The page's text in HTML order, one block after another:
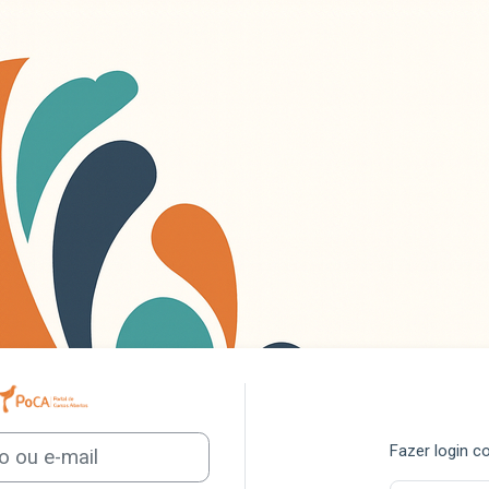
Acesso a PoCA - UFSCar
nova conta Fazer login